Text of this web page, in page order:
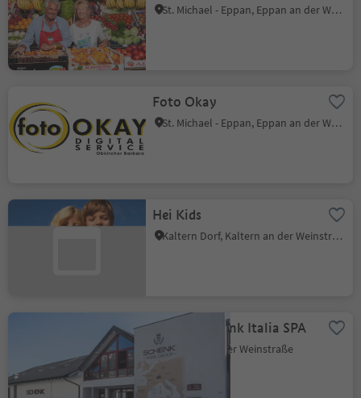
St. Michael - Eppan, Eppan an der Weinstraße, Südtiroler Weinstraße
Foto Okay
St. Michael - Eppan, Eppan an der Weinstraße, Südtiroler Weinstraße
Hei Kids
Kaltern Dorf, Kaltern an der Weinstraße, Südtiroler Weinstraße
Kellerei Schenk Italia SPA
Auer, Südtiroler Weinstraße